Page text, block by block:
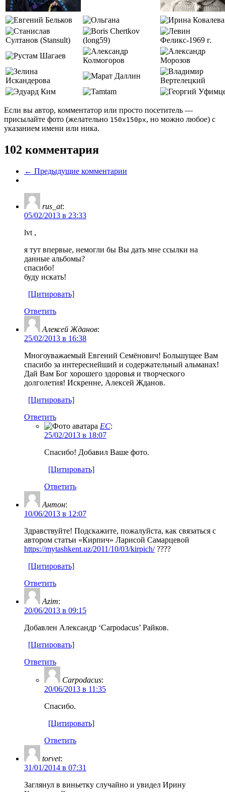
Если вы автор, комментатор или просто посетитель —
присылайте фото (желательно 150x150px, но можно любое) с
указанием имени или ника.
102 комментария
← Предыдущие комментарии
rus_at:
05/02/2013 в 23:33
lvt ,
я тут впервые, немогли бы Вы дать мне ссылки на
данные альбомы?
спасибо!
буду искать!
[Цитировать]
Ответить
Алексей Жданов:
25/02/2013 в 16:38
Многоуважаемый Евгений Семёнович! Большущее Вам
спасибо за интереснейший и содержательный альманах!
Дай Вам Бог хорошего здоровья и творческого
долголетия! Искренне, Алексей Жданов.
[Цитировать]
Ответить
EC:
25/02/2013 в 18:07
Спасибо! Добавил Ваше фото.
[Цитировать]
Ответить
Антон:
10/06/2013 в 12:07
Здравствуйте! Подскажите, пожалуйста, как связаться с
автором статьи «Кирпич» Ларисой Самарцевой
https://mytashkent.uz/2011/10/03/kirpich/????
[Цитировать]
Ответить
Azim:
20/06/2013 в 09:15
Добавлен Александр ‘Carpodacus’ Райков.
[Цитировать]
Ответить
Carpodacus:
20/06/2013 в 11:35
Спасибо.
[Цитировать]
Ответить
torvet:
31/01/2014 в 07:31
Заглянул в виньетку случайно и увидел Ирину